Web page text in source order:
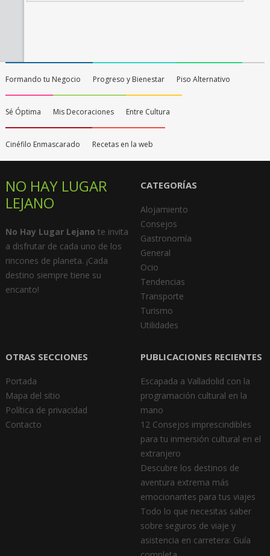
Formando tu Negocio Progreso y Bienestar Piso Alternativo
Sé Óptima Mis Decoraciones Entre Cultura
Cinéfilo Enmascarado Recetas en la web
NO HAY LUGAR
LEJANO
No Hay Lugar Lejano te invita
a disfrutar de cada uno de los
rincones de planeta. ¡Cada
destino siempre tiene su
encanto!
CATEGORÍAS
Alojamiento
Consejos
Gastronomía
General
Ocio
Tendencias
Transporte
Turismo
Utilidades
OTRAS SECCIONES
Portada
Mapa del sitio
Política de privacidad
Contacto
PUBLICACIONES RECIENTES
Escapada a Valladolid con la
programación cultural en la
mano
12 Consejos imprescindibles
para tu inmersión cultural en el
extranjero
Descubre los destinos de
aventura extrema más
emocionantes para tus viajes
Todo lo que necesitas saber
sobre seguros de viaje y
asistencia en carretera: Guía